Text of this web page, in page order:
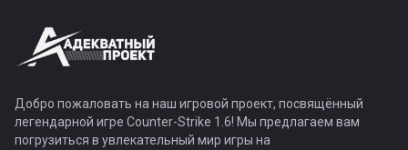
Добро пожаловать на наш игровой проект, посвящённый
легендарной игре Counter-Strike 1.6! Мы предлагаем вам
погрузиться в увлекательный мир игры на